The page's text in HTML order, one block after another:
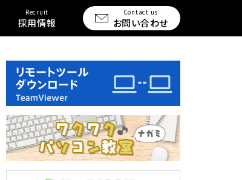
Recruit
採用情報
Contact us
お問い合わせ